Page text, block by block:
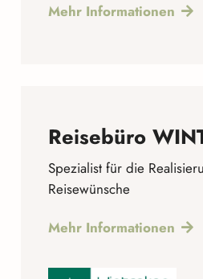
Mehr Informationen
Reisebüro
Spezialist für die
Reisewünsche
Mehr Informationen